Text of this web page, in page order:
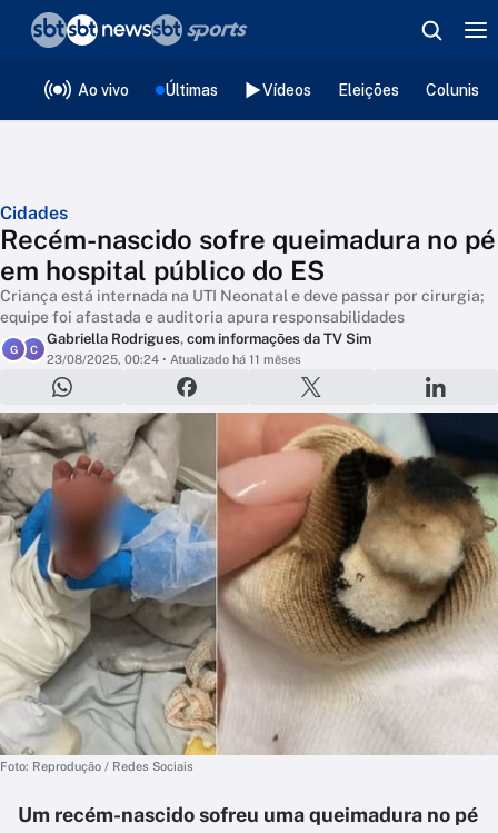
Ao vivo Últimas Vídeos Eleições
Cidades
Recém-nascido sofre queimadura no pé
em hospital público do ES
Criança está internada na UTI Neonatal e deve passar por cirurgia;
equipe foi afastada e auditoria apura responsabilidades
G C
Gabriella Rodrigues, com informações da TV Sim
23/08/2025, 00:24 • Atualizado há 11 mêses
Foto: Reprodução / Redes Sociais
Um recém-nascido sofreu uma queimadura no pé
❮voltar
Editorias